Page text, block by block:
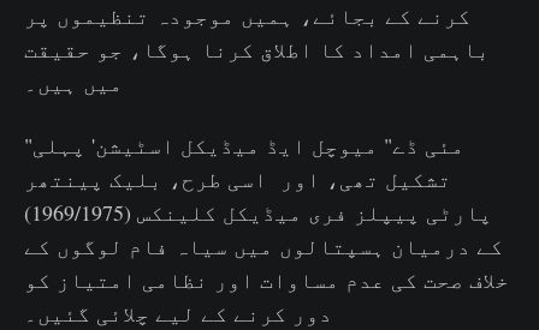
کرنے کے بجائے، ہمیں موجودہ تنظیموں پر
باہمی امداد کا اطلاق کرنا ہوگا، جو حقیقت
میں ہیں۔
"مئی ڈے" میوچل ایڈ میڈیکل اسٹیشن' پہلی
تشکیل تھی، اور اسی طرح، بلیک پینتھر
پارٹی پیپلز فری میڈیکل کلینکس (1969/1975)
کے درمیان ہسپتالوں میں سیاہ فام لوگوں کے
خلاف صحت کی عدم مساوات اور نظامی امتیاز کو
دور کرنے کے لیے چلائی گئیں۔